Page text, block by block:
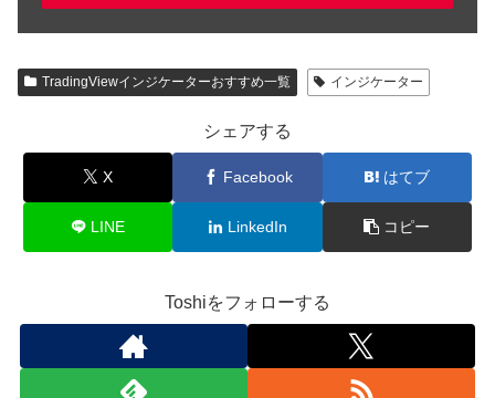
TradingViewインジケーターおすすめ一覧 インジケーター
シェアする
X Facebook はてブ
LINE LinkedIn コピー
Toshiをフォローする